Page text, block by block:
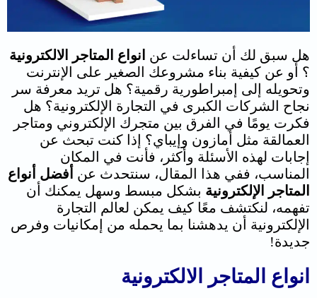
هل سبق لك أن تساءلت عن انواع المتاجر الالكترونية
؟ أو عن كيفية بناء مشروعك الصغير على الإنترنت
وتحويله إلى إمبراطورية رقمية؟ هل تريد معرفة سر
نجاح الشركات الكبرى في التجارة الإلكترونية؟ هل
فكرت يومًا في الفرق بين متجرك الإلكتروني ومتاجر
العمالقة مثل أمازون وإيباي؟ إذا كنت تبحث عن
إجابات لهذه الأسئلة وأكثر، فأنت في المكان
المناسب، ففي هذا المقال، سنتحدث عن أفضل أنواع
المتاجر الإلكترونية بشكل مبسط وسهل يمكنك أن
تفهمه، لنكتشف معًا كيف يمكن لعالم التجارة
الإلكترونية أن يدهشنا بما يحمله من إمكانيات وفرص
جديدة!
انواع المتاجر الالكترونية